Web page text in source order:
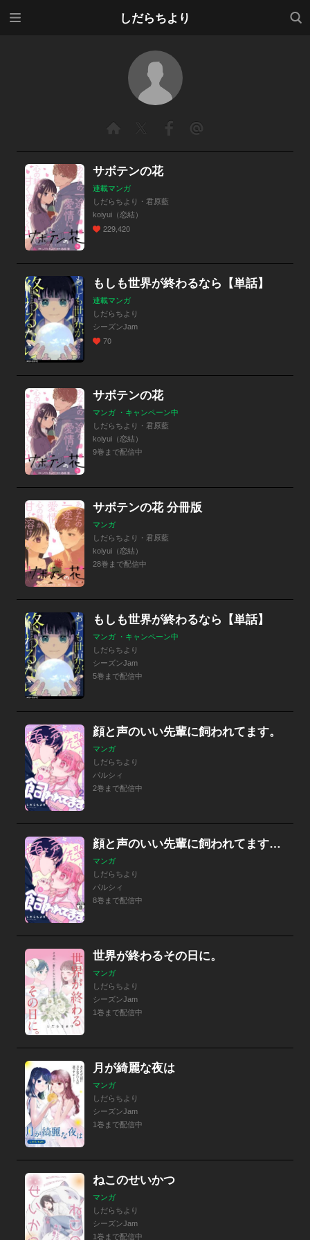
しだらちより
検索
サボテンの花
連載マンガ
しだらちより・君原藍
koiyui（恋結）
229,420
もしも世界が終わるなら【単話】
連載マンガ
しだらちより
シーズンJam
70
サボテンの花
マンガ ・キャンペーン中
しだらちより・君原藍
koiyui（恋結）
9巻まで配信中
サボテンの花 分冊版
マンガ
しだらちより・君原藍
koiyui（恋結）
28巻まで配信中
もしも世界が終わるなら【単話】
マンガ ・キャンペーン中
しだらちより
シーズンJam
5巻まで配信中
顔と声のいい先輩に飼われてます。
マンガ
しだらちより
パルシィ
2巻まで配信中
顔と声のいい先輩に飼われてます。 プチデザ
マンガ
しだらちより
パルシィ
8巻まで配信中
世界が終わるその日に。
マンガ
しだらちより
シーズンJam
1巻まで配信中
月が綺麗な夜は
マンガ
しだらちより
シーズンJam
1巻まで配信中
ねこのせいかつ
マンガ
しだらちより
シーズンJam
1巻まで配信中